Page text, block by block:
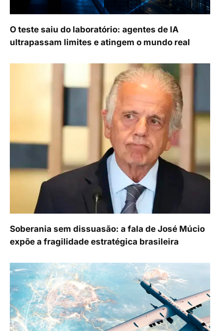
O teste saiu do laboratório: agentes de IA
ultrapassam limites e atingem o mundo real
Soberania sem dissuasão: a fala de José Múcio
expõe a fragilidade estratégica brasileira